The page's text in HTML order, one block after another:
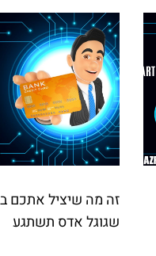
זה מה שיציל אתכם
שגוגל אדס תשתגע